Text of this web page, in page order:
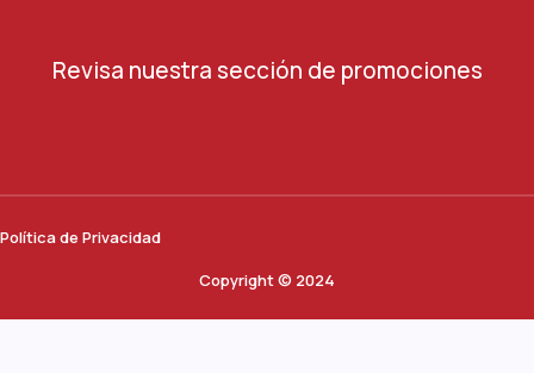
Revisa nuestra sección de promociones
Copyright © 2024
Política de Privacidad